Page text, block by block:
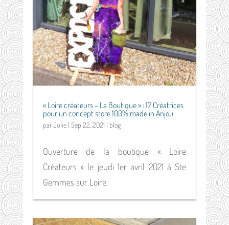
« Loire créateurs – La Boutique » : 17 Créatrices
pour un concept store 100% made in Anjou
parJulie| Sep 22, 2021 | blog
Ouverture de la boutique « Loire
Créateurs » le jeudi 1er avril 2021 à Ste
Gemmes sur Loire.